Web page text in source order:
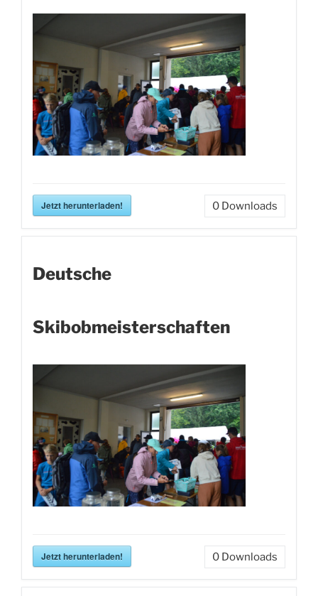
Jetzt herunterladen! 0 Downloads
Deutsche
Skibobmeisterschaften
Jetzt herunterladen! 0 Downloads